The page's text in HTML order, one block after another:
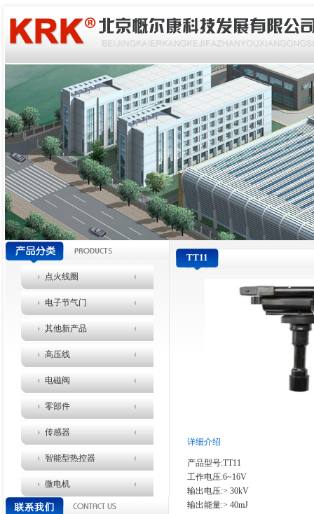
点火线圈
电子节气门
其他新产品
高压线
电磁阀
零部件
传感器
智能型热控器
微电机
TT11
详细介绍
产品型号:TT11
工作电压:6~16V
输出电压:> 30kV
输出能量:> 40mJ